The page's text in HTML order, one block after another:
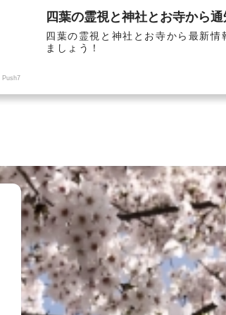
四葉の霊視と神社とお寺から
四葉の霊視と神社とお寺から最新情
ましょう！
Push7